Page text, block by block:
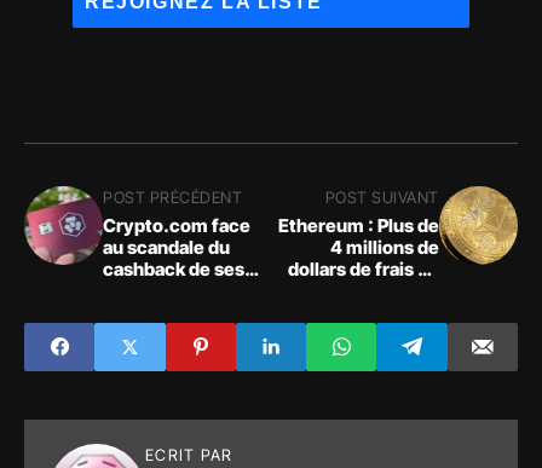
POST PRÉCÉDENT
Crypto.com face
au scandale du
cashback de ses
POST SUIVANT
Ethereum : Plus de
4 millions de
dollars de frais de
ECRIT PAR